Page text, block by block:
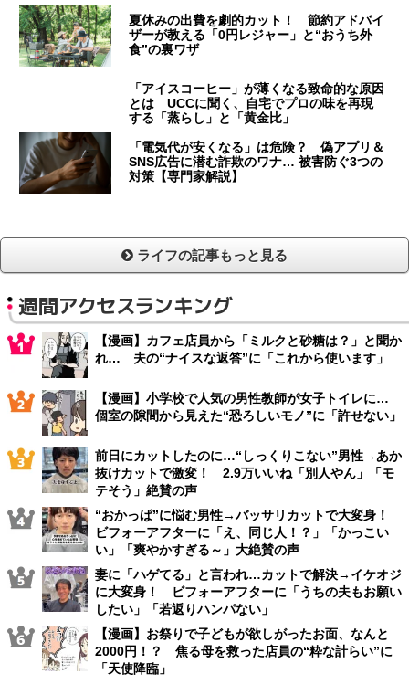
夏休みの出費を劇的カット！ 節約アドバイ
ザーが教える「0円レジャー」と“おうち外
食”の裏ワザ
「アイスコーヒー」が薄くなる致命的な原因
とは UCCに聞く、自宅でプロの味を再現
する「蒸らし」と「黄金比」
「電気代が安くなる」は危険？ 偽アプリ＆
SNS広告に潜む詐欺のワナ… 被害防ぐ3つの
対策【専門家解説】
ライフの記事もっと見る
週間アクセスランキング
【漫画】カフェ店員から「ミルクと砂糖は？」と聞か
れ… 夫の“ナイスな返答”に「これから使います」
【漫画】小学校で人気の男性教師が女子トイレに…
個室の隙間から見えた“恐ろしいモノ”に「許せない」
前日にカットしたのに…“しっくりこない”男性→あか
抜けカットで激変！ 2.9万いいね「別人やん」「モ
テそう」絶賛の声
“おかっぱ”に悩む男性→バッサリカットで大変身！
ビフォーアフターに「え、同じ人！？」「かっこい
い」「爽やかすぎる～」大絶賛の声
妻に「ハゲてる」と言われ…カットで解決→イケオジ
に大変身！ ビフォーアフターに「うちの夫もお願い
したい」「若返りハンパない」
【漫画】お祭りで子どもが欲しがったお面、なんと
2000円！？ 焦る母を救った店員の“粋な計らい”に
「天使降臨」